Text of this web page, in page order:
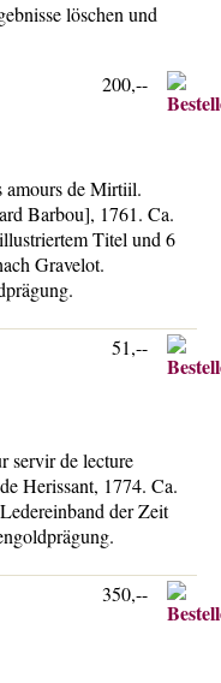
löschen und
amours de Mirtiil.
Barbou], 1761. Ca.
Titel und 6
Gravelot.
200,--
servir de lecture
Herissant, 1774. Ca.
der Zeit
51,--
350,--